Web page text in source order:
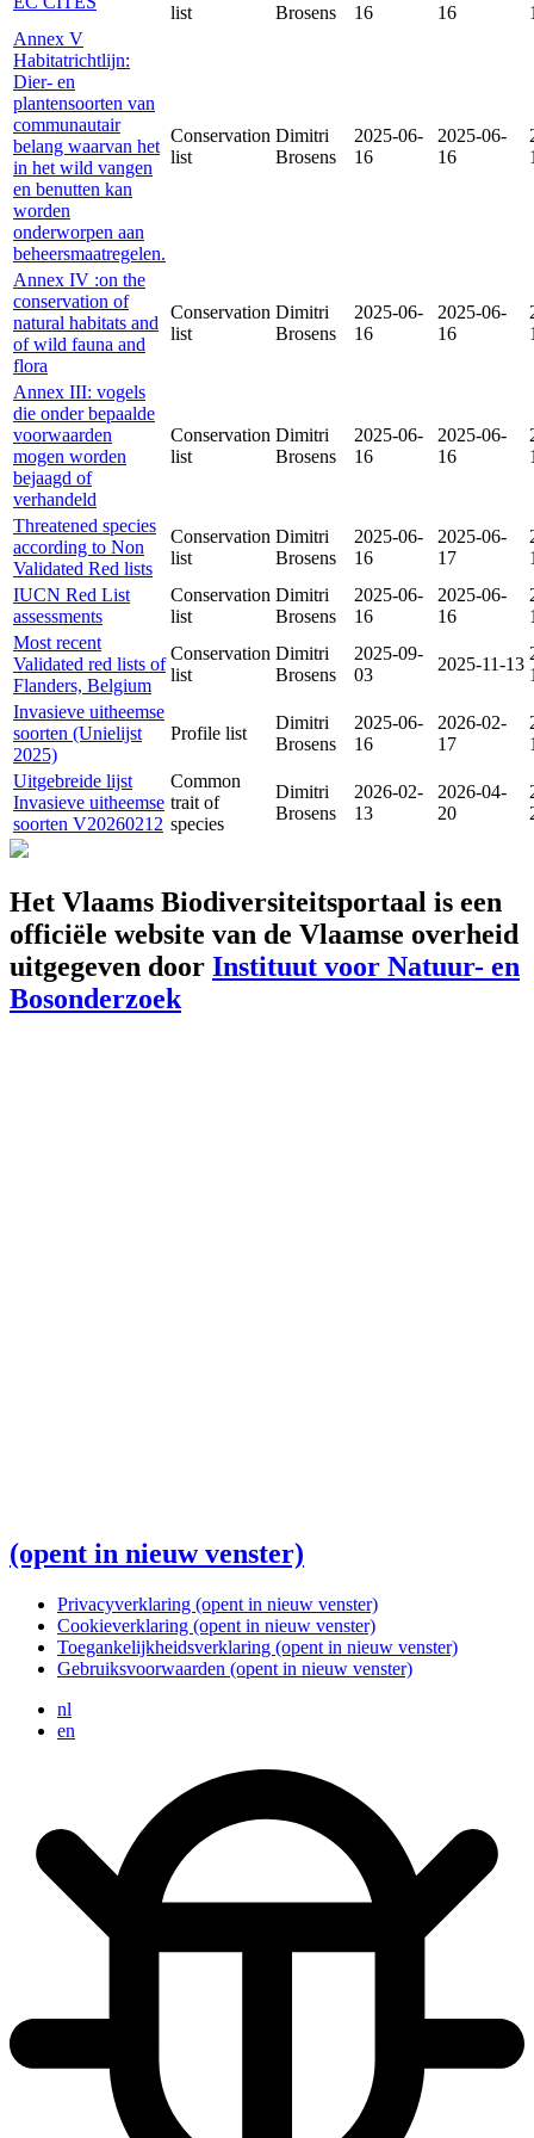
list
Brosens
16
16
Annex V
Habitatrichtlijn:
Dier- en
plantensoorten van
communautair
belang waarvan het
in het wild vangen
en benutten kan
worden
onderworpen aan
beheersmaatregelen.
Conservation
list
Dimitri
Brosens
2025-06-
16
2025-06-
16
Annex IV :on the
conservation of
natural habitats and
of wild fauna and
flora
Conservation
list
Dimitri
Brosens
2025-06-
16
2025-06-
16
Annex III: vogels
die onder bepaalde
voorwaarden
mogen worden
bejaagd of
verhandeld
Conservation
list
Dimitri
Brosens
2025-06-
16
2025-06-
16
Threatened species
according to Non
Validated Red lists
Conservation
list
Dimitri
Brosens
2025-06-
16
2025-06-
17
IUCN Red List
assessments
Conservation
list
Dimitri
Brosens
2025-06-
16
2025-06-
16
Most recent
Validated red lists of
Flanders, Belgium
Conservation
list
Dimitri
Brosens
2025-09-
03
2025-11-13
Invasieve uitheemse
soorten (Unielijst
2025)
Profile list
Dimitri
Brosens
2025-06-
16
2026-02-
17
Uitgebreide lijst
Invasieve uitheemse
soorten V20260212
Common
trait of
species
Dimitri
Brosens
2026-02-
13
2026-04-
20
Het Vlaams Biodiversiteitsportaal is een
officiële website van de Vlaamse overheid
uitgegeven door Instituut voor Natuur- en
Bosonderzoek
(opent in nieuw venster)
Privacyverklaring (opent in nieuw venster)
Cookieverklaring (opent in nieuw venster)
Toegankelijkheidsverklaring (opent in nieuw venster)
Gebruiksvoorwaarden (opent in nieuw venster)
nl
en